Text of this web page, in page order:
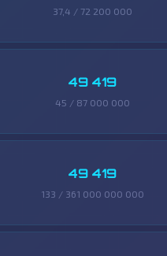
37,4 / 72 200 000
49 419
45 / 87 000 000
49 419
133 / 361 000 000 000